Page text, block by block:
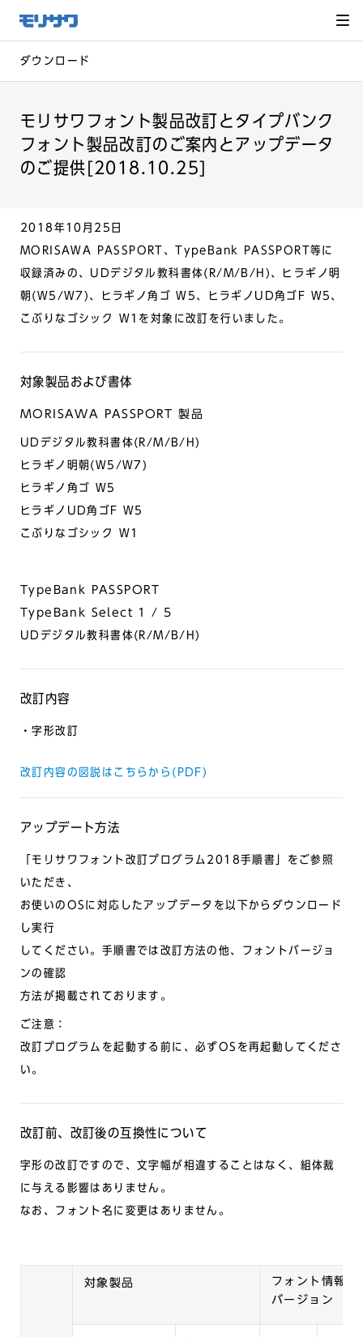
メ
ニュー
飛ばし
へ移動
ダウンロード
モリサワフォント製品改訂とタイプバンク
フォント製品改訂のご案内とアップデータ
のご提供[2018.10.25]
2018年10月25日
MORISAWA PASSPORT、TypeBank PASSPORT等に
収録済みの、UDデジタル教科書体(R/M/B/H)、ヒラギノ明
朝(W5/W7)、ヒラギノ角ゴ W5、ヒラギノUD角ゴF W5、
こぶりなゴシック W1を対象に改訂を行いました。
対象製品および書体
MORISAWA PASSPORT 製品
UDデジタル教科書体(R/M/B/H)
ヒラギノ明朝(W5/W7)
ヒラギノ角ゴ W5
ヒラギノUD角ゴF W5
こぶりなゴシック W1
TypeBank PASSPORT
TypeBank Select 1 / 5
UDデジタル教科書体(R/M/B/H)
改訂内容
・字形改訂
改訂内容の図説はこちらから(PDF)
アップデート方法
「モリサワフォント改訂プログラム2018手順書」をご参照
いただき、
お使いのOSに対応したアップデータを以下からダウンロード
し実行
してください。手順書では改訂方法の他、フォントバージョ
ンの確認
方法が掲載されております。
ご注意：
改訂プログラムを起動する前に、必ずOSを再起動してくださ
い。
改訂前、改訂後の互換性について
字形の改訂ですので、文字幅が相違することはなく、組体裁
に与える影響はありません。
なお、フォント名に変更はありません。
対象製品
フォント情報の
バージョン